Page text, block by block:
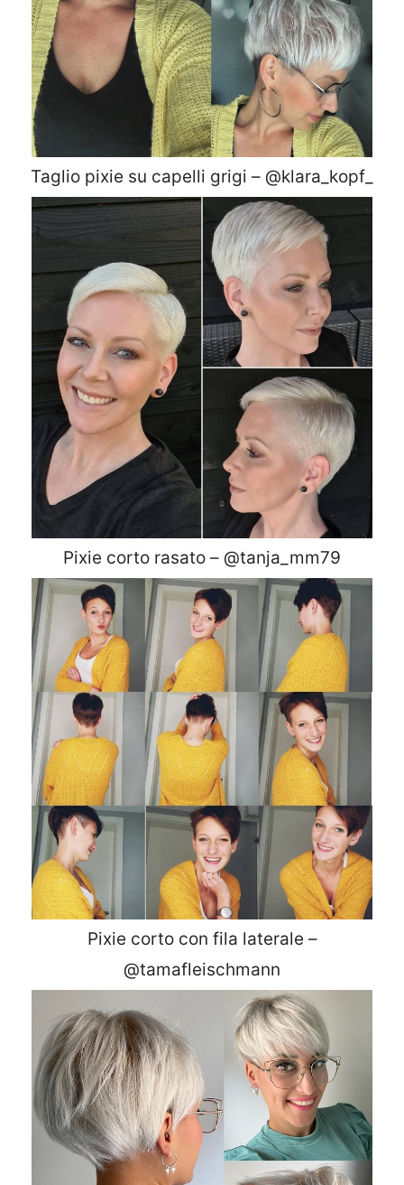
Taglio pixie su capelli grigi – @klara_kopf_
Pixie corto rasato – @tanja_mm79
Pixie corto con fila laterale –
@tamafleischmann